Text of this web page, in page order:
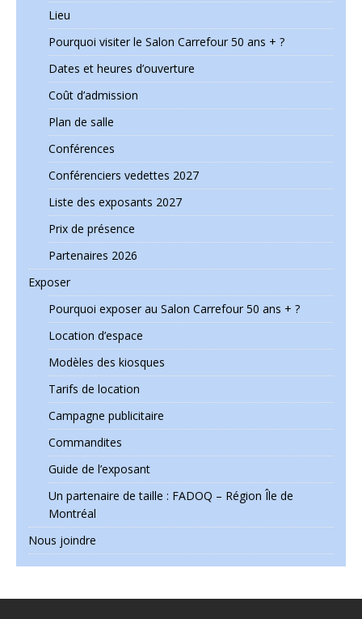
Lieu
Pourquoi visiter le Salon Carrefour 50 ans + ?
Dates et heures d’ouverture
Coût d’admission
Plan de salle
Conférences
Conférenciers vedettes 2027
Liste des exposants 2027
Prix de présence
Partenaires 2026
Exposer
Pourquoi exposer au Salon Carrefour 50 ans + ?
Location d’espace
Modèles des kiosques
Tarifs de location
Campagne publicitaire
Commandites
Guide de l’exposant
Un partenaire de taille : FADOQ – Région Île de
Montréal
Nous joindre